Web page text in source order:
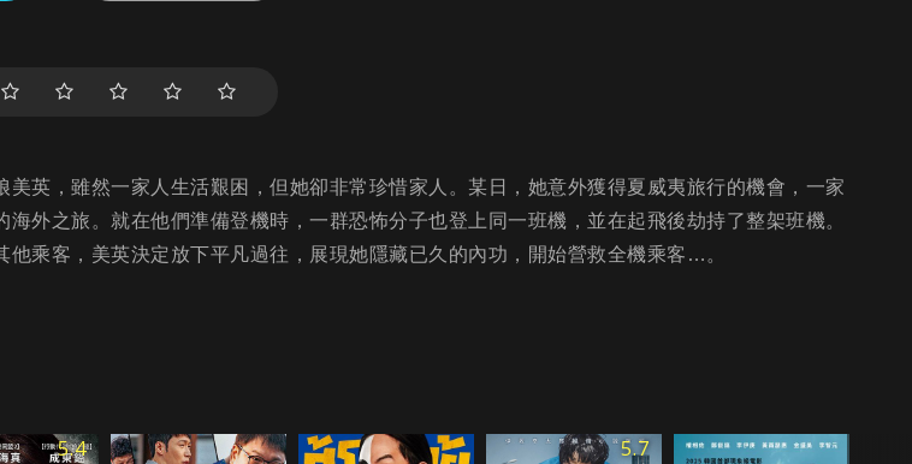
美英，雖然一家人生活艱困，但她卻非常珍惜家人。某日，她意外獲得夏威夷旅行的機會，一家
海外之旅。就在他們準備登機時，一群恐怖分子也登上同一班機，並在起飛後劫持了整架班機。
他乘客，美英決定放下平凡過往，展現她隱藏已久的內功，開始營救全機乘客…。
5.4 5.7